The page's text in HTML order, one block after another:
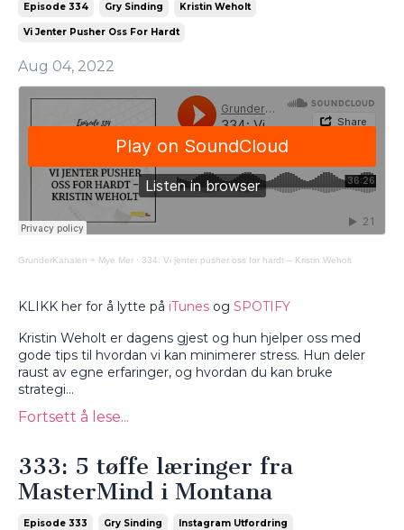
Episode 334 Gry Sinding Kristin Weholt
Vi Jenter Pusher Oss For Hardt
Aug 04, 2022
GrunderKanalen + Mye Mer · 334: Vi jenter pusher oss for hardt – Kristin Weholt
KLIKK her for å lytte på iTunes og SPOTIFY
Kristin Weholt er dagens gjest og hun hjelper oss med
gode tips til hvordan vi kan minimerer stress. Hun deler
raust av egne erfaringer, og hvordan du kan bruke
strategi...
Fortsett å lese...
333: 5 tøffe læringer fra
MasterMind i Montana
Episode 333 Gry Sinding Instagram Utfordring